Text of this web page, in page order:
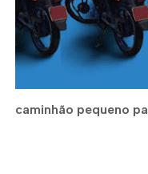
caminhão pequeno